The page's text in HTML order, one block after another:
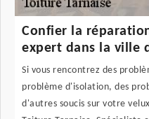
Confier la
expert dans la ville
Si vous rencontrez des
problème d'isolation, des
d'autres soucis sur votre